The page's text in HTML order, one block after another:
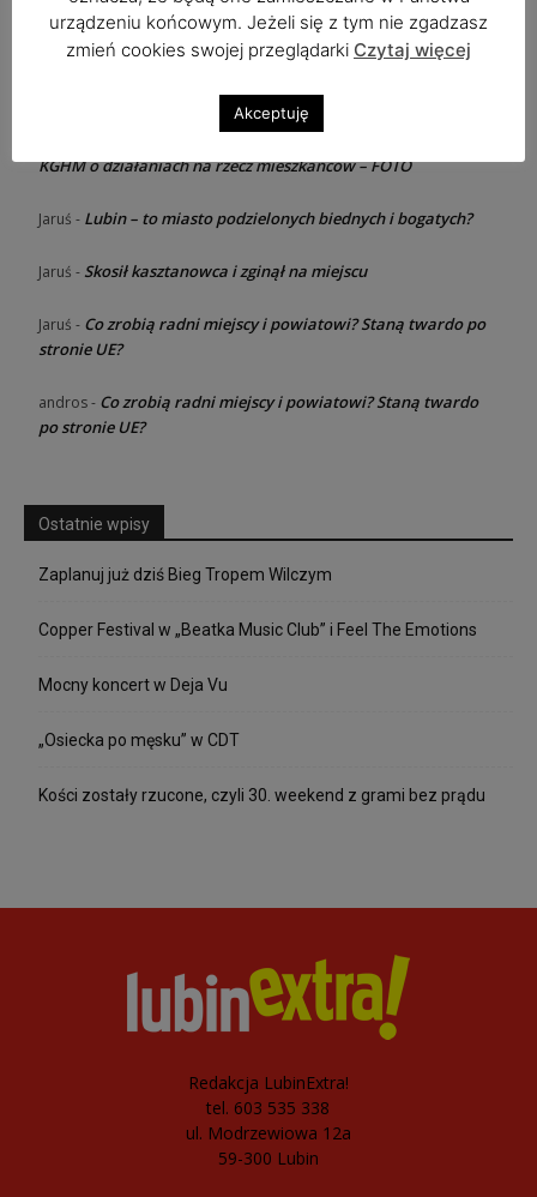
1 2 3
KGHM o działaniach na rzecz mieszkańców – FOTO
Jaruś - Lubin – to miasto podzielonych biednych i bogatych?
Jaruś - Skosił kasztanowca i zginął na miejscu
Jaruś - Co zrobią radni miejscy i powiatowi? Staną twardo po
stronie UE?
andros- Co zrobią radni miejscy i powiatowi? Staną twardo
po stronie UE?
Ostatnie wpisy
Zaplanuj już dziś Bieg Tropem Wilczym
Copper Festival w „Beatka Music Club” i Feel The Emotions
Mocny koncert w Deja Vu
„Osiecka po męsku” w CDT
Kości zostały rzucone, czyli 30. weekend z grami bez prądu
Redakcja LubinExtra!
tel. 603 535 338
ul. Modrzewiowa 12a
59-300 Lubin
urządzeniu końcowym. Jeżeli się z tym nie zgadzasz
zmień cookies swojej przeglądarki Czytaj więcej
Akceptuję